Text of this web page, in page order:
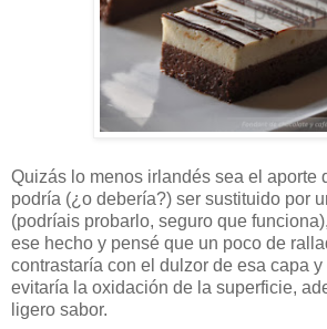
Quizás lo menos irlandés sea el aporte
podría (¿o debería?) ser sustituido por
(podríais probarlo, seguro que
ese hecho y pensé que un poco de
contrastaría con el dulzor de esa capa
evitaría la oxidación de la superficie,
ligero sabor.